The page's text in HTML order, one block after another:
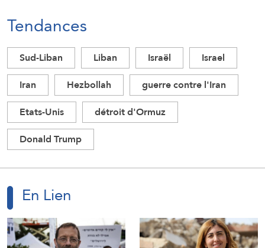
Tendances
Sud-Liban Liban Israël
Israel
Iran
Hezbollah
guerre contre l'Iran
Etats-Unis
détroit d'Ormuz
Donald Trump
En Lien